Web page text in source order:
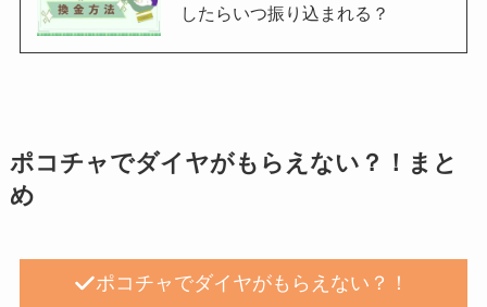
したらいつ振り込まれる？
ポコチャでダイヤがもらえない？！まと
め
ポコチャでダイヤがもらえない？！